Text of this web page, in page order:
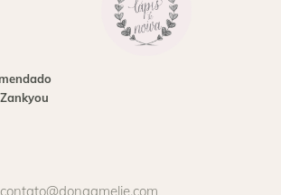
contato@donaamelie.com